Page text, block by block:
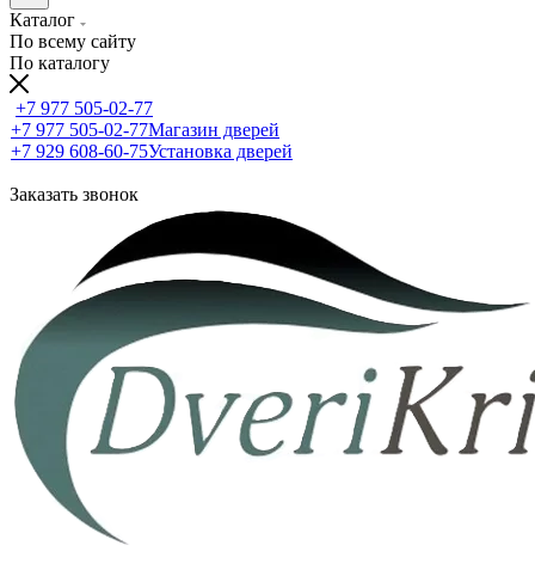
Каталог
По всему сайту
По каталогу
+7 977 505-02-77
+7 977 505-02-77Магазин дверей
+7 929 608-60-75Установка дверей
Заказать звонок